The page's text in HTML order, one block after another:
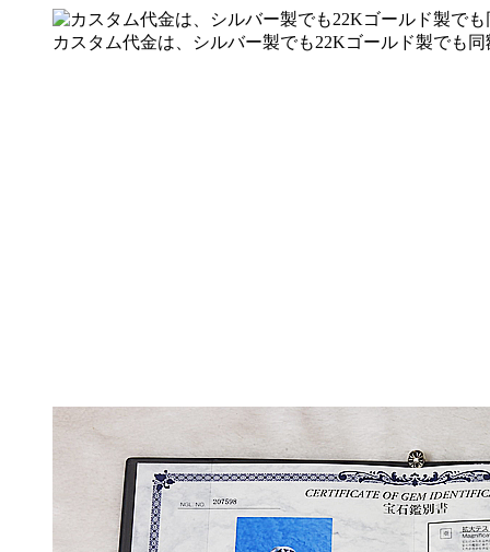
カスタム代金は、シルバー製でも22Kゴールド製でも